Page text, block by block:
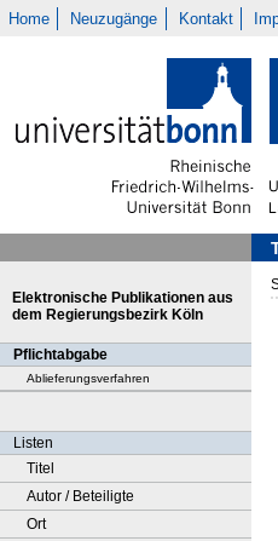
Home Neuzugänge Kontakt
Elektronische Publikationen aus
dem Regierungsbezirk Köln
Pflichtabgabe
Ablieferungsverfahren
Listen
Titel
Autor / Beteiligte
Ort